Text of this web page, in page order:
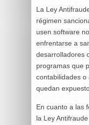
La Ley
régimen
usen software
enfrentarse a
desarrolladores
programas que
contabilidades o
quedan
En cuanto a las
la Ley